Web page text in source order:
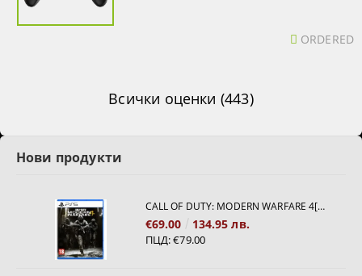
ORDERED
Всички оценки (443)
Нови продукти
CALL OF DUTY: MODERN WARFARE 4[PS5]
€69.00 134.95 лв.
ПЦД:€79.00